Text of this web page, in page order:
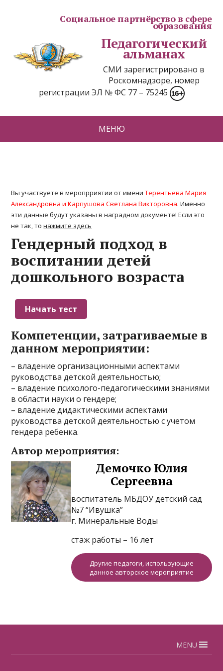
Социальное партнёрство в сфере
образования
Педагогический
альманах
СМИ зарегистрировано в
Роскомнадзоре, номер
регистрации ЭЛ № ФС 77 – 75245
МЕНЮ
Вы участвуете в меропрриятии от имениТерентьева Мария
Александровна и Карпушова Светлана Викторовна. Именно
эти данные будут указаны в наградном документе! Если это
не так, тонажмите здесь
Гендерный подход в
воспитании детей
дошкольного возраста
Компетенции, затрагиваемые в
данном мероприятии:
– владение организационными аспектами
руководства детской деятельностью;
– владение психолого-педагогическими знаниями
в области науки о гендере;
– владение дидактическими аспектами
руководства детской деятельностью с учетом
гендера ребенка.
Автор мероприятия:
Демочко Юлия
Сергеевна
воспитатель МБДОУ детский сад
№7 “Ивушка”
г. Минеральные Воды
стаж работы – 16 лет
Другие педагоги, использующие
данное авторское мероприятие
MENU